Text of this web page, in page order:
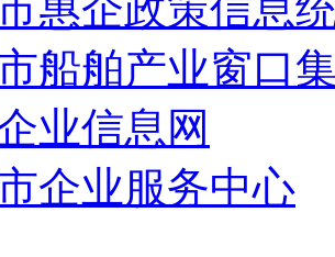
船舶产业窗口
业信息网
企业服务中心